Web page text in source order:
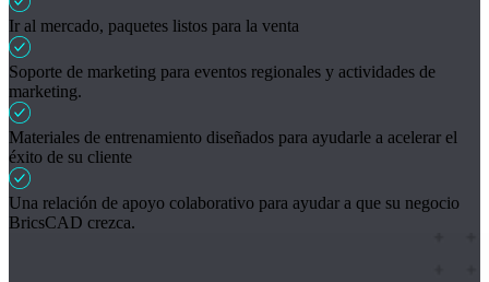
Ir al mercado, paquetes listos para la venta
Soporte de marketing para eventos regionales y actividades de
marketing.
Materiales de entrenamiento diseñados para ayudarle a acelerar el
éxito de su cliente
Una relación de apoyo colaborativo para ayudar a que su negocio
BricsCAD crezca.